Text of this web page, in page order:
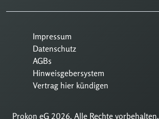
Prokon eG 2026. Alle Rechte vorbehalten.
Impressum
Datenschutz
AGBs
Hinweisgebersystem
Vertrag hier kündigen